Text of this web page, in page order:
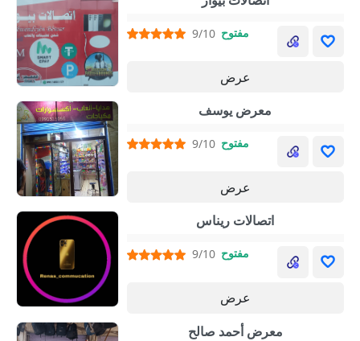
9/10 مفتوح
عرض
معرض يوسف
9/10 مفتوح
عرض
اتصالات ريناس
9/10 مفتوح
عرض
معرض أحمد صالح